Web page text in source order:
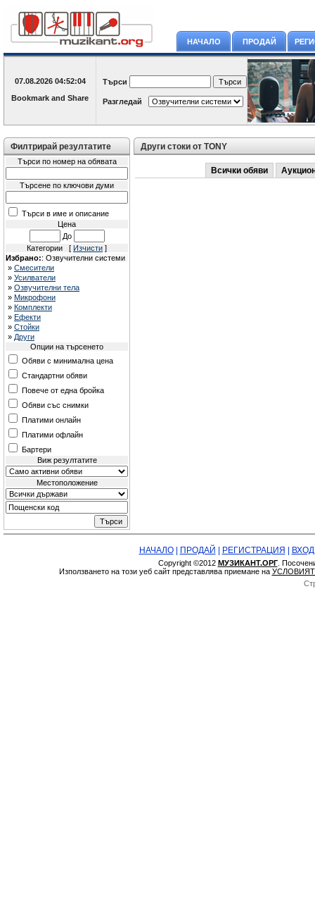
НАЧАЛО ПРОДАЙ
07.08.2026 04:52:04 Търси
Разгледай
Филтрирай резултатите
Търси по номер на обявата
Търсене по ключови думи
Търси в име и описание
Цена
До
Категории [ Изчисти ]
Избрано:: Озвучителни системи
» Смесители
» Усилватели
» Озвучителни тела
» Микрофони
» Комплекти
» Ефекти
» Стойки
» Други
Опции на търсенето
Обяви с минимална цена
Стандартни обяви
Повече от една бройка
Обяви със снимки
Платими онлайн
Платими офлайн
Бартери
Виж резултатите
Местоположение
Други стоки от TONY
Всички обяви
НАЧАЛО| ПРОДАЙ РЕГИСТРАЦИЯ ВХОД
Copyright ©2012 МУЗИКАНТ.ОРГ.
Използването на този уеб сайт представлява приемане на